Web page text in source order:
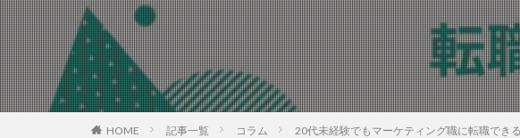
HOME 記事一覧 コラム 20代未経験でもマーケティング職に転職でき